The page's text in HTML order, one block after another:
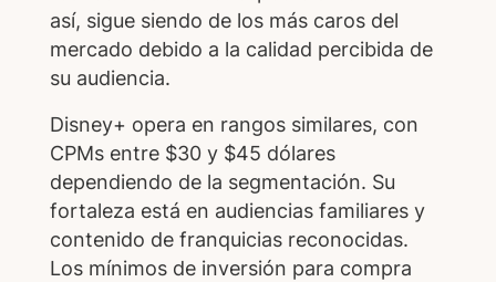
así, sigue siendo de los más caros del
mercado debido a la calidad percibida de
su audiencia.
Disney+ opera en rangos similares, con
CPMs entre $30 y $45 dólares
dependiendo de la segmentación. Su
fortaleza está en audiencias familiares y
contenido de franquicias reconocidas.
Los mínimos de inversión para compra